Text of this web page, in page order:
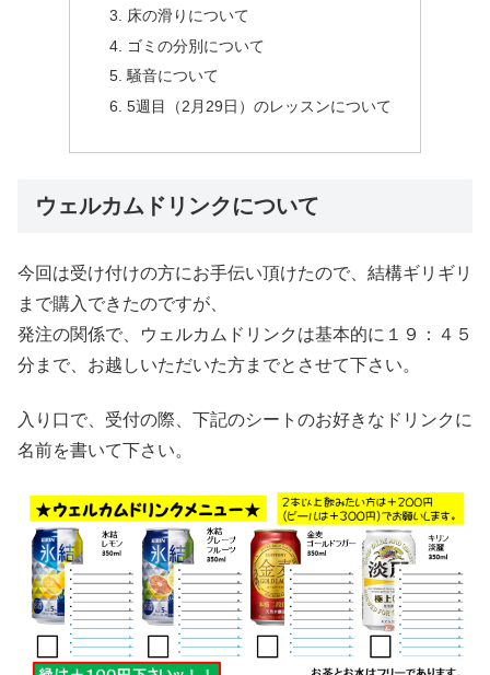
床の滑りについて
ゴミの分別について
騒音について
5週目（2月29日）のレッスンについて
ウェルカムドリンクについて
今回は受け付けの方にお手伝い頂けたので、結構ギリギリ
まで購入できたのですが、
発注の関係で、ウェルカムドリンクは基本的に１９：４５
分まで、お越しいただいた方までとさせて下さい。
入り口で、受付の際、下記のシートのお好きなドリンクに
名前を書いて下さい。